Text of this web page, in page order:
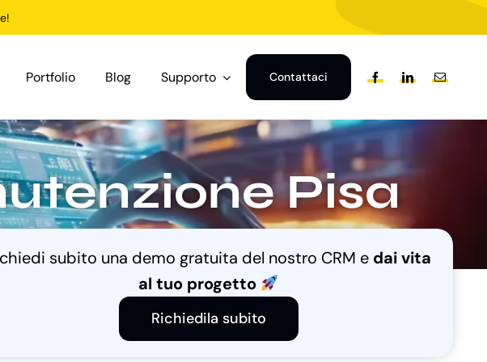
Portfolio Blog Supporto Contattaci
Pisa
subito una demo gratuita del nostro CRM e dai vita
al tuo progetto
Richiedila subito